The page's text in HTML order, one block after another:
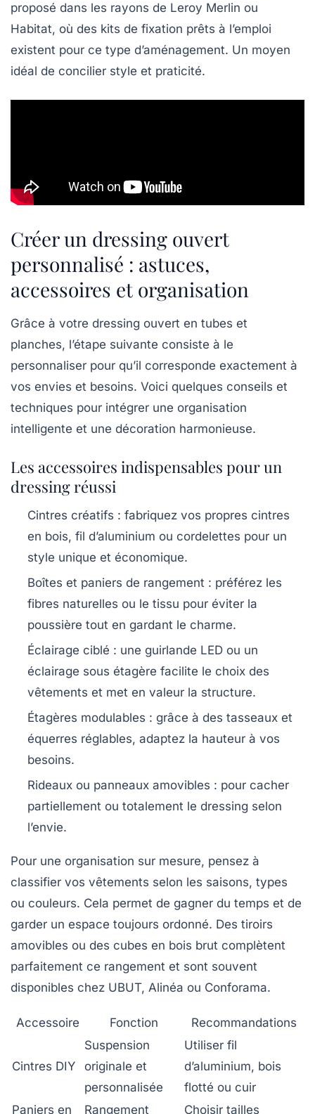
proposé dans les rayons de Leroy Merlin ou
Habitat, où des kits de fixation prêts à l’emploi
existent pour ce type d’aménagement. Un moyen
idéal de concilier style et praticité.
Créer un dressing ouvert
personnalisé : astuces,
accessoires et organisation
Grâce à votre dressing ouvert en tubes et
planches, l’étape suivante consiste à le
personnaliser pour qu’il corresponde exactement à
vos envies et besoins. Voici quelques conseils et
techniques pour intégrer une organisation
intelligente et une décoration harmonieuse.
Les accessoires indispensables pour un
dressing réussi
Cintres créatifs : fabriquez vos propres cintres
en bois, fil d’aluminium ou cordelettes pour un
style unique et économique.
Boîtes et paniers de rangement : préférez les
fibres naturelles ou le tissu pour éviter la
poussière tout en gardant le charme.
Éclairage ciblé : une guirlande LED ou un
éclairage sous étagère facilite le choix des
vêtements et met en valeur la structure.
Étagères modulables : grâce à des tasseaux et
équerres réglables, adaptez la hauteur à vos
besoins.
Rideaux ou panneaux amovibles : pour cacher
partiellement ou totalement le dressing selon
l’envie.
Pour une organisation sur mesure, pensez à
classifier vos vêtements selon les saisons, types
ou couleurs. Cela permet de gagner du temps et de
garder un espace toujours ordonné. Des tiroirs
amovibles ou des cubes en bois brut complètent
parfaitement ce rangement et sont souvent
disponibles chez UBUT, Alinéa ou Conforama.
Accessoire Fonction Recommandations
Cintres DIY
Suspension
originale et
personnalisée
Utiliser fil
d’aluminium, bois
flotté ou cuir
Paniers en
Rangement Choisir tailles